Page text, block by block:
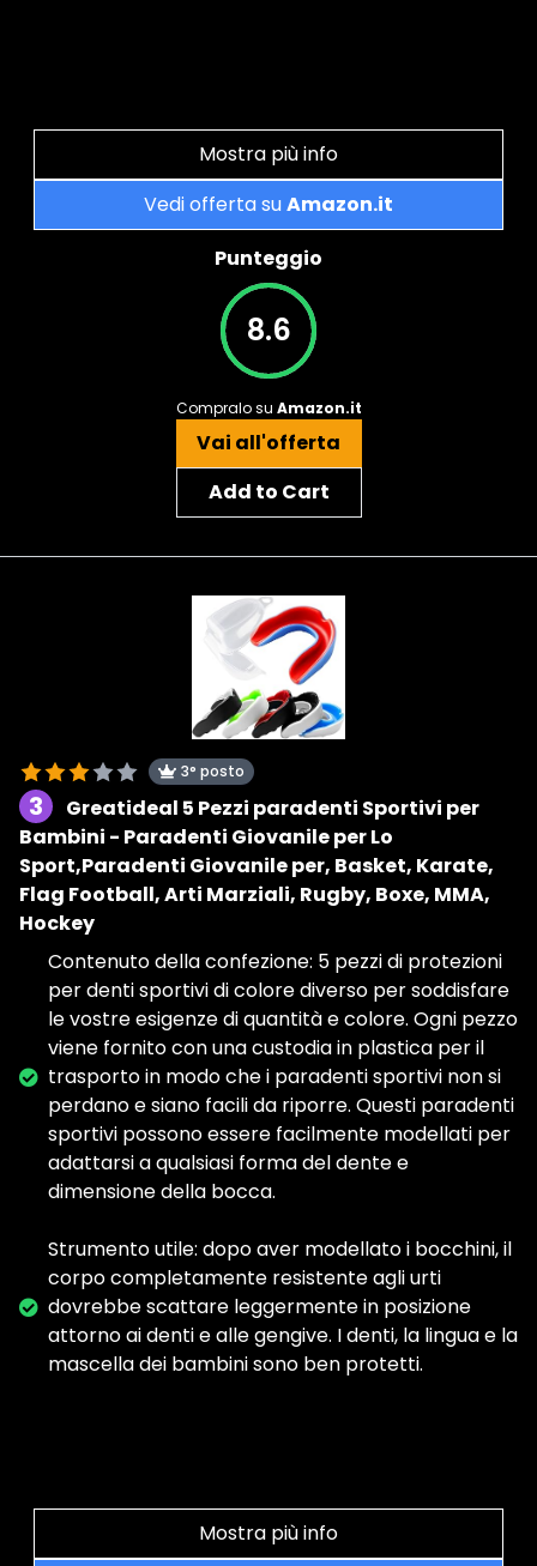
Mostra più info
Vedi offerta suAmazon.it
Punteggio
8.6
Compralo su Amazon.it
Vai all'offerta
Add to Cart
3° posto
3
Greatideal 5 Pezzi paradenti Sportivi per
Bambini - Paradenti Giovanile per Lo
Sport,Paradenti Giovanile per, Basket, Karate,
Flag Football, Arti Marziali, Rugby, Boxe, MMA,
Hockey
Contenuto della confezione: 5 pezzi di protezioni
per denti sportivi di colore diverso per soddisfare
le vostre esigenze di quantità e colore. Ogni pezzo
viene fornito con una custodia in plastica per il
trasporto in modo che i paradenti sportivi non si
perdano e siano facili da riporre. Questi paradenti
sportivi possono essere facilmente modellati per
adattarsi a qualsiasi forma del dente e
dimensione della bocca.
Strumento utile: dopo aver modellato i bocchini, il
corpo completamente resistente agli urti
dovrebbe scattare leggermente in posizione
attorno ai denti e alle gengive. I denti, la lingua e la
mascella dei bambini sono ben protetti.
Mostra più info